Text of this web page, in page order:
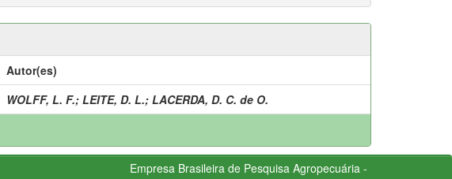
Autor(es)
WOLFF, L. F.; LEITE, D. L.; LACERDA, D. C. de O.
Empresa Brasileira de Pesquisa Agropecuária -